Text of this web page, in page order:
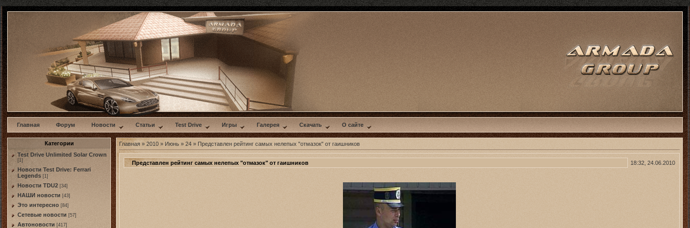
w
Главная Форум Новости Статьи Test Drive Игры Галерея Скачать О сайте
Категории
Test Drive Unlimited Solar Crown
[1]
Новости Test Drive: Ferrari
Legends [1]
Новости TDU2 [34]
НАШИ новости [43]
Это интересно [84]
Сетевые новости [57]
Автоновости [417]
Главная » 2010 » Июнь » 24 » Представлен рейтинг самых нелепых "отмазок" от гаишников
Представлен рейтинг самых нелепых "отмазок" от гаишников 18:32, 24.06.2010